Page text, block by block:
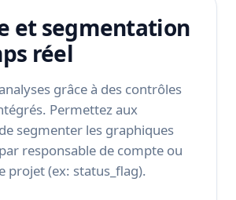
et segmentation
réel
grâce à des contrôles
Permettez aux
segmenter les graphiques
responsable de compte ou
projet (ex: status_flag).